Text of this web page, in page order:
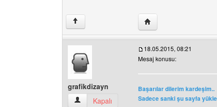
↑ Yazarın web sitesini
grafikdizayn
grafikdizayn Kullanıcının profilini görüntüle
Kapalı
18.05.2015, 08:21
Mesaj konusu:
Başarılar dilerim kardeşim..
Sadece sanki şu sayfa